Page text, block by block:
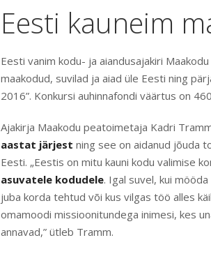
Eesti kauneim
Eesti vanim kodu- ja aiandusajakiri
maakodud, suvilad ja aiad üle Eesti ning
2016”. Konkursi auhinnafondi väärtus on
Ajakirja Maakodu peatoimetaja Kadri
aastat järjest ning see on aidanud jõuda
Eesti. „Eestis on mitu kauni kodu valimise
asuvatele kodudele. Igal suvel, kui
juba korda tehtud või kus vilgas töö alles
omamoodi missioonitundega inimesi, kes
annavad,” ütleb Tramm.